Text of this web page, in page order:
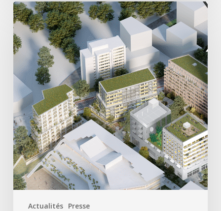
Actualités Presse
Avec
5
actes
signés
pour
créer
000
m2
de
programmes
mixtes
et
900
logements,